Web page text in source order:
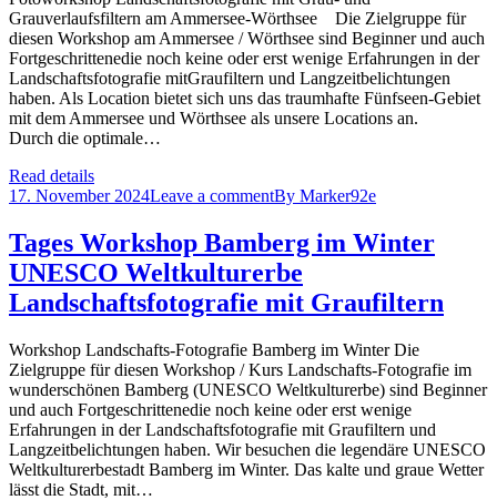
Grauverlaufsfiltern am Ammersee-Wörthsee Die Zielgruppe für
diesen Workshop am Ammersee / Wörthsee sind Beginner und auch
Fortgeschrittenedie noch keine oder erst wenige Erfahrungen in der
Landschaftsfotografie mitGraufiltern und Langzeitbelichtungen
haben. Als Location bietet sich uns das traumhafte Fünfseen-Gebiet
mit dem Ammersee und Wörthsee als unsere Locations an.
Durch die optimale…
Read details
17. November 2024Leave a commentBy Marker92e
Tages Workshop Bamberg im Winter
UNESCO Weltkulturerbe
Landschaftsfotografie mit Graufiltern
Workshop Landschafts-Fotografie Bamberg im Winter Die
Zielgruppe für diesen Workshop / Kurs Landschafts-Fotografie im
wunderschönen Bamberg (UNESCO Weltkulturerbe) sind Beginner
und auch Fortgeschrittenedie noch keine oder erst wenige
Erfahrungen in der Landschaftsfotografie mit Graufiltern und
Langzeitbelichtungen haben. Wir besuchen die legendäre UNESCO
Weltkulturerbestadt Bamberg im Winter. Das kalte und graue Wetter
lässt die Stadt, mit…